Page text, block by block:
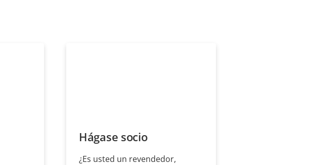
Hágase socio
¿Es usted un revendedor,